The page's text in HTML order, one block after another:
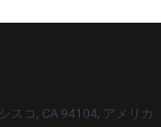
スコ, CA 94104, アメリカ